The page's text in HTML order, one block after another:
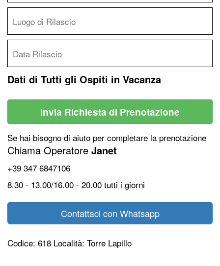
Dati di Tutti gli Ospiti in Vacanza
Invia Richiesta di Prenotazione
Se hai bisogno di aiuto per completare la prenotazione
Chiama Operatore Janet
+39 347 6847106
8.30 - 13.00/16.00 - 20.00 tutti i giorni
Contattaci con Whatsapp
Codice: 618 Località: Torre Lapillo